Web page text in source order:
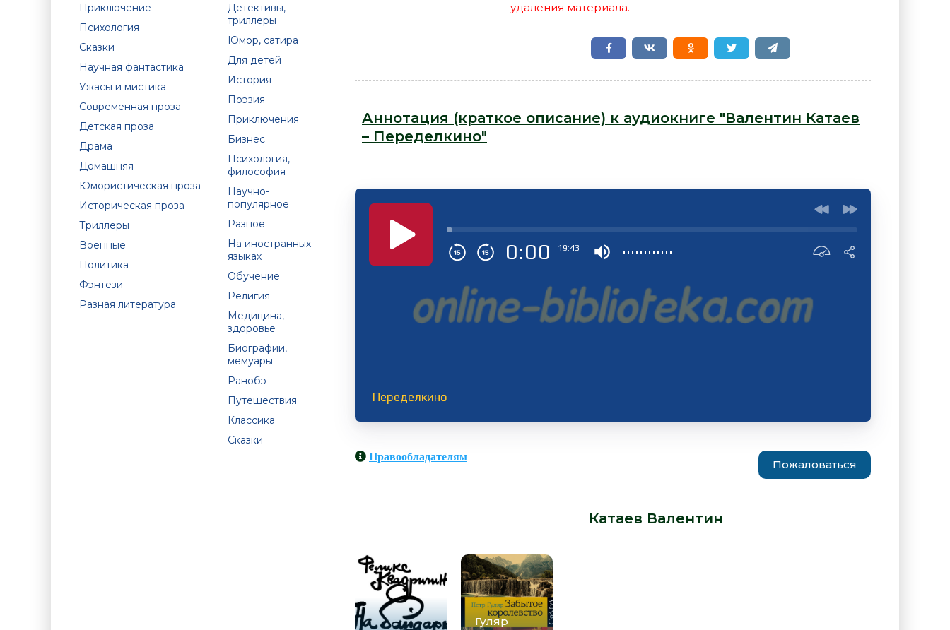
Приключение
Психология
Сказки
Научная фантастика
Ужасы и мистика
Современная проза
Детская проза
Драма
Домашняя
Юмористическая проза
Историческая проза
Триллеры
Военные
Политика
Фэнтези
Разная литература
Детективы,
триллеры
Юмор, сатира
Для детей
История
Поэзия
Приключения
Бизнес
Психология,
философия
Научно-
популярное
Разное
На иностранных
языках
Обучение
Религия
Медицина,
здоровье
Биографии,
мемуары
Ранобэ
Путешествия
Классика
Сказки
удаления материала.
Аннотация (краткое описание) к аудиокниге "Валентин Катаев
– Переделкино"
0:00 19:43
Переделкино
Правообладателям
Пожаловаться
Катаев Валентин
Гуляр